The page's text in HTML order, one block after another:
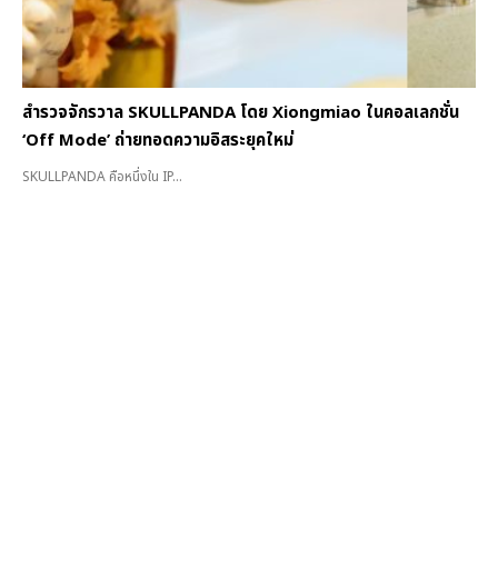
สำรวจจักรวาล SKULLPANDA โดย Xiongmiao ในคอลเลกชั่น
‘Off Mode’ ถ่ายทอดความอิสระยุคใหม่
SKULLPANDA คือหนึ่งใน IP...